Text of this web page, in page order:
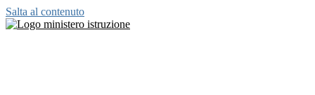
Salta al contenuto